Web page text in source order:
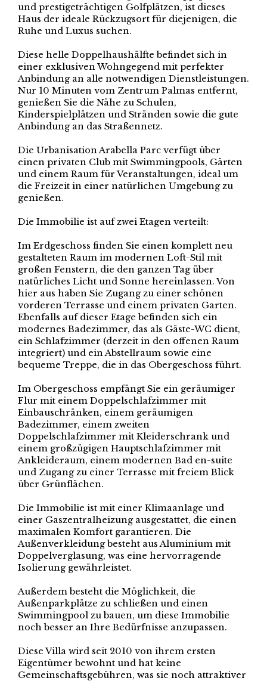
und prestigeträchtigen Golfplätzen, ist dieses
Haus der ideale Rückzugsort für diejenigen, die
Ruhe und Luxus suchen.
Diese helle Doppelhaushälfte befindet sich in
einer exklusiven Wohngegend mit perfekter
Anbindung an alle notwendigen Dienstleistungen.
Nur 10 Minuten vom Zentrum Palmas entfernt,
genießen Sie die Nähe zu Schulen,
Kinderspielplätzen und Stränden sowie die gute
Anbindung an das Straßennetz.
Die Urbanisation Arabella Parc verfügt über
einen privaten Club mit Swimmingpools, Gärten
und einem Raum für Veranstaltungen, ideal um
die Freizeit in einer natürlichen Umgebung zu
genießen.
Die Immobilie ist auf zwei Etagen verteilt:
Im Erdgeschoss finden Sie einen komplett neu
gestalteten Raum im modernen Loft-Stil mit
großen Fenstern, die den ganzen Tag über
natürliches Licht und Sonne hereinlassen. Von
hier aus haben Sie Zugang zu einer schönen
vorderen Terrasse und einem privaten Garten.
Ebenfalls auf dieser Etage befinden sich ein
modernes Badezimmer, das als Gäste-WC dient,
ein Schlafzimmer (derzeit in den offenen Raum
integriert) und ein Abstellraum sowie eine
bequeme Treppe, die in das Obergeschoss führt.
Im Obergeschoss empfängt Sie ein geräumiger
Flur mit einem Doppelschlafzimmer mit
Einbauschränken, einem geräumigen
Badezimmer, einem zweiten
Doppelschlafzimmer mit Kleiderschrank und
einem großzügigen Hauptschlafzimmer mit
Ankleideraum, einem modernen Bad en-suite
und Zugang zu einer Terrasse mit freiem Blick
über Grünflächen.
Die Immobilie ist mit einer Klimaanlage und
einer Gaszentralheizung ausgestattet, die einen
maximalen Komfort garantieren. Die
Außenverkleidung besteht aus Aluminium mit
Doppelverglasung, was eine hervorragende
Isolierung gewährleistet.
Außerdem besteht die Möglichkeit, die
Außenparkplätze zu schließen und einen
Swimmingpool zu bauen, um diese Immobilie
noch besser an Ihre Bedürfnisse anzupassen.
Diese Villa wird seit 2010 von ihrem ersten
Eigentümer bewohnt und hat keine
Gemeinschaftsgebühren, was sie noch attraktiver